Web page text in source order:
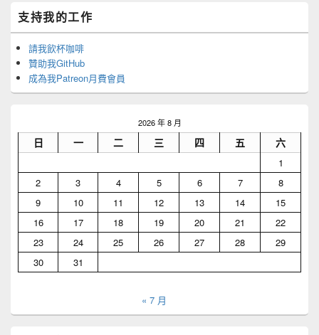
Primary
Sidebar
Widget
Area
支持我的工作
請我飲杯咖啡
贊助我GitHub
成為我Patreon月費會員
2026 年 8 月
日 一 二 三 四 五 六
1
2
3 4 5 6 7
8
9
10 11 12 13 14
15
16
17 18 19 20 21
22
23
24 25 26 27 28
29
30
31
« 7 月